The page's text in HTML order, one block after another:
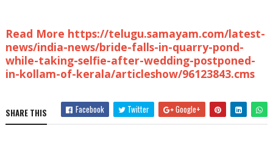
Read More https://telugu.samayam.com/latest-
news/india-news/bride-falls-in-quarry-pond-
while-taking-selfie-after-wedding-postponed-
in-kollam-of-kerala/articleshow/96123843.cms
SHARE THIS Facebook Twitter Google+